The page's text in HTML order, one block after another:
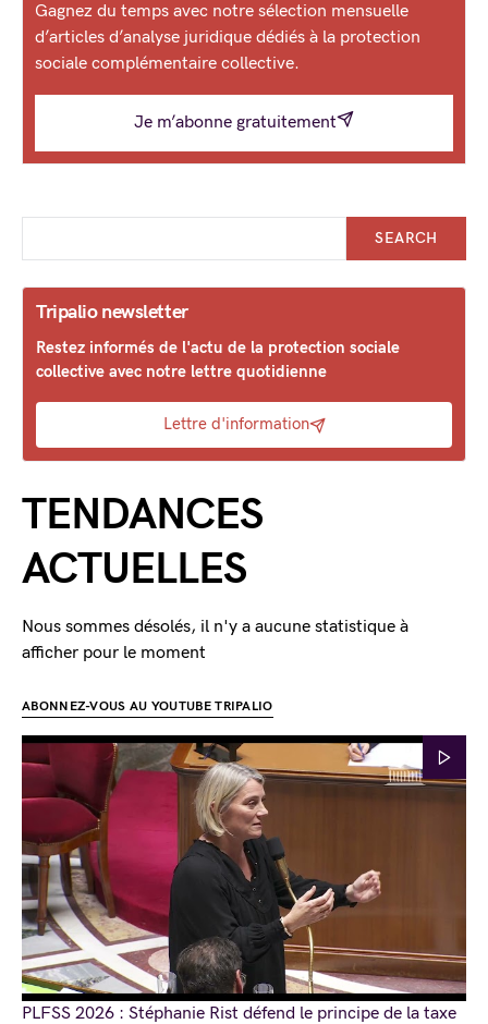
Gagnez du temps avec notre sélection mensuelle
d’articles d’analyse juridique dédiés à la protection
sociale complémentaire collective.
Je m’abonne gratuitement
SEARCH
Tripalio newsletter
Restez informés de l'actu de la protection sociale
collective avec notre lettre quotidienne
Lettre d'information
TENDANCES
ACTUELLES
Nous sommes désolés, il n'y a aucune statistique à
afficher pour le moment
ABONNEZ-VOUS AU YOUTUBE TRIPALIO
PLFSS 2026 : Stéphanie Rist défend le principe de la taxe